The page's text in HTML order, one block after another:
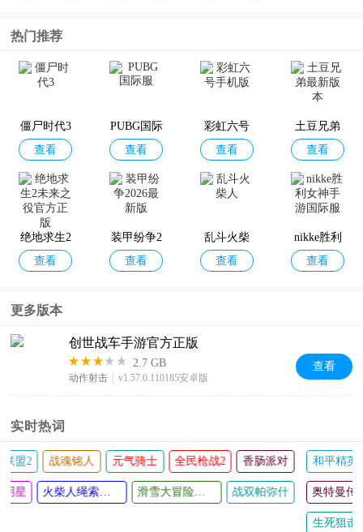
查看
机版
热门推荐
僵尸时代3
查看
PUBG国际
服
查看
彩虹六号
手机版
查看
土豆兄弟
最新版本
查看
绝地求生2
未来之役
查看
装甲纷争2
026最新版
查看
乱斗火柴
人
查看
nikke胜利
女神手游
查看
更多版本
创世战车手游官方正版
2.7 GB
动作射击 v1.57.0.110185安卓版
查看
实时热词
火柴人联盟2 战魂铭人 元气骑士 全民枪战2 香肠派对
拳皇全明星 火柴人绳索英雄 滑雪大冒险官方正版 战双帕弥什